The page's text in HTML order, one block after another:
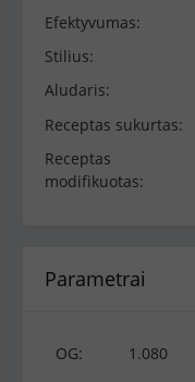
Efektyvumas:
Stilius:
Aludaris:
Receptas sukurtas:
Receptas
modifikuotas:
Parametrai
OG: 1.080